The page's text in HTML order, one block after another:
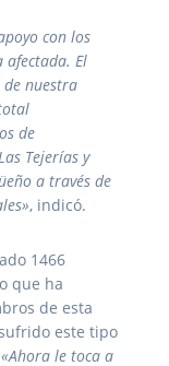
con los
afectada. El
de nuestra
de
Tejerías y
a través de
, indicó.
1466
que ha
de esta
este tipo
«Ahora le toca a